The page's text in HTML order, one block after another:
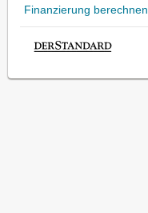
Finanzierung berechnen